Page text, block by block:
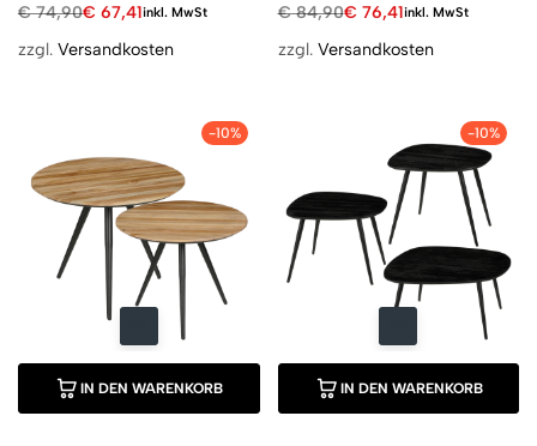
€74,90€ 67,41inkl. MwSt
zzgl. Versandkosten
€84,90€ 76,41inkl. MwSt
zzgl. Versandkosten
-10%
IN DEN WARENKORB
-10%
IN DEN WARENKORB